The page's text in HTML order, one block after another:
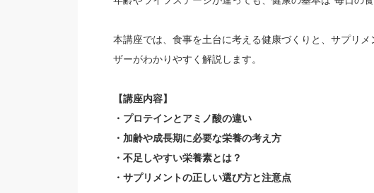
本講座では、食事を土台に考える健康づくりと、サプリ
ザーがわかりやすく解説します。
【講座内容】
・プロテインとアミノ酸の違い
・加齢や成長期に必要な栄養の考え方
・不足しやすい栄養素とは？
・サプリメントの正しい選び方と注意点